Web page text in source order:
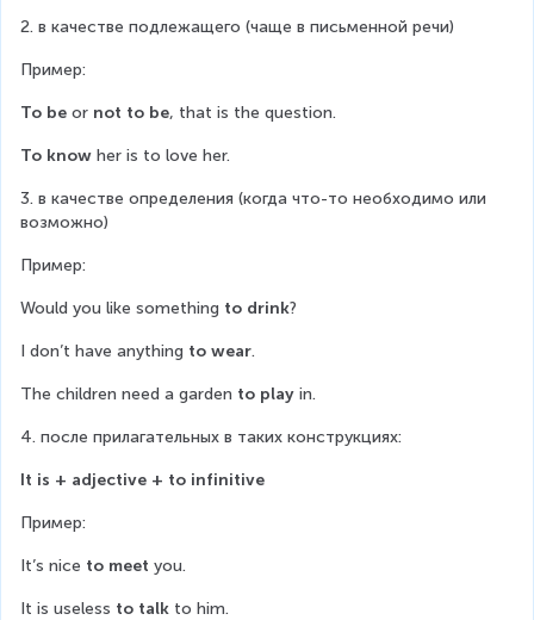
2. в качестве подлежащего (чаще в письменной речи)
Пример:
To be or not to be, that is the question.
To know her is to love her.
3. в качестве определения (когда что-то необходимо или
возможно)
Пример:
Would you like something to drink?
I don’t have anything to wear.
The children need a garden to play in.
4. после прилагательных в таких конструкциях:
It is + adjective + to infinitive
Пример:
It’s nice to meet you.
It is useless to talk to him.